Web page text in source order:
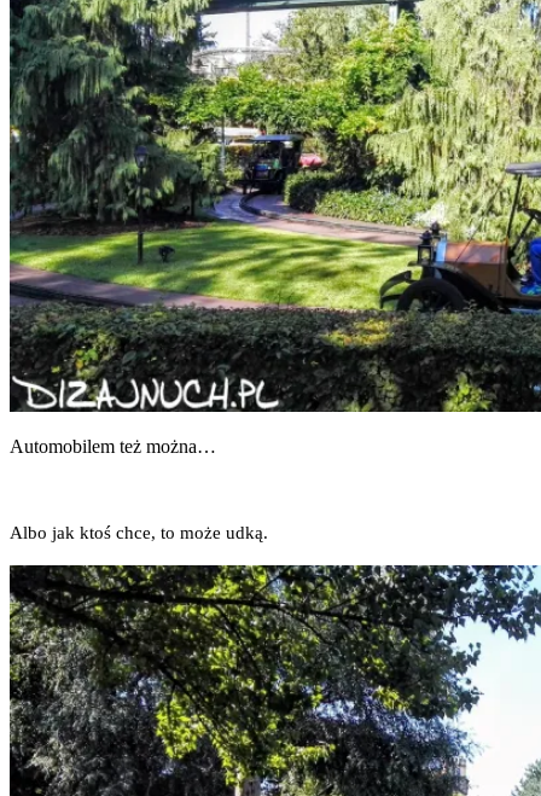
Auto­mo­bi­lem też można…
Albo jak ktoś chce, to może udką.